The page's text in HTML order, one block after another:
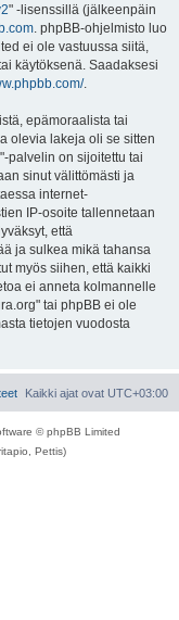
" -lisenssillä (jälkeenpäin
. phpBB-ohjelmisto luo
ei ole vastuussa siitä,
käytöksenä. Saadaksesi
.
epämoraalista tai
olevia lakeja oli se sitten
palvelin on sijoitettu tai
sinut välittömästi ja
internet-
IP-osoite tallennetaan
että
ja sulkea mikä tahansa
myös siihen, että kaikki
ei anneta kolmannelle
tai phpBB ei ole
tietojen vuodosta
Kaikki ajat ovat UTC+03:00
© phpBB Limited
Pettis)